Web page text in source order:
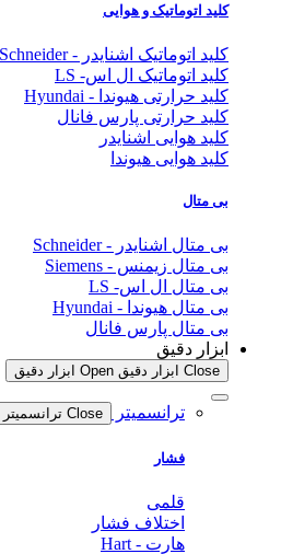
کلید اتوماتیک و هوایی
کلید اتوماتیک اشنایدر - Schneider
کلید اتوماتیک ال اس- LS
کلید حرارتی هیوندا - Hyundai
کلید حرارتی پارس فانال
کلید هوایی اشنایدر
کلید هوایی هیوندا
بی متال
بی متال اشنایدر - Schneider
بی متال زیمنس - Siemens
بی متال ال اس- LS
بی متال هیوندا - Hyundai
بی متال پارس فانال
ابزار دقیق
Close ابزار دقیق Open ابزار دقیق
ترانسمیتر Close ترانسمیتر
فشار
قلمی
اختلاف فشار
هارت - Hart